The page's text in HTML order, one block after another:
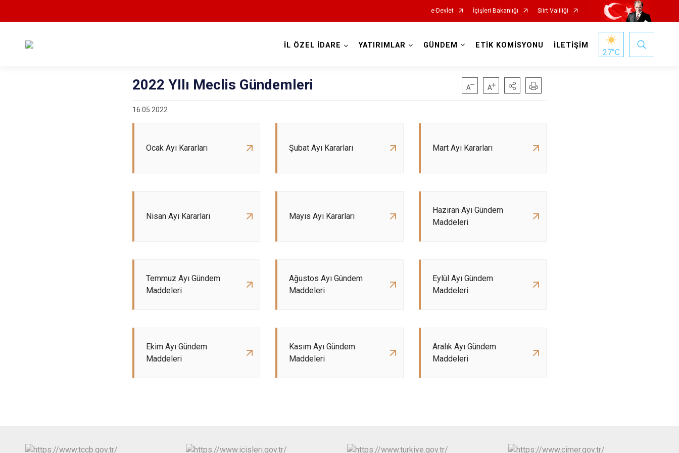
e-Devlet İçişleri Bakanlığı Siirt Valiliği
İL ÖZEL İDARE YATIRIMLAR GÜNDEM ETİK KOMİSYONU İLETİŞİM
27°C
2022 YIlı Meclis Gündemleri
16.05.2022
Ocak Ayı Kararları Şubat Ayı Kararları Mart Ayı Kararları
Nisan Ayı Kararları Mayıs Ayı Kararları
Haziran Ayı Gündem
Maddeleri
Temmuz Ayı Gündem
Maddeleri
Ağustos Ayı Gündem
Maddeleri
Eylül Ayı Gündem
Maddeleri
Ekim Ayı Gündem
Maddeleri
Kasım Ayı Gündem
Maddeleri
Aralık Ayı Gündem
Maddeleri